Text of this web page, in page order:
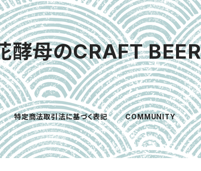
酵母のCRAFT BEER
特定商法取引法に基づく表記 COMMUNITY